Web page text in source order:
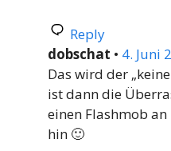
Reply
dobschat • 4. Juni
Das wird der
ist dann die
einen Flashmob
hin 🙂